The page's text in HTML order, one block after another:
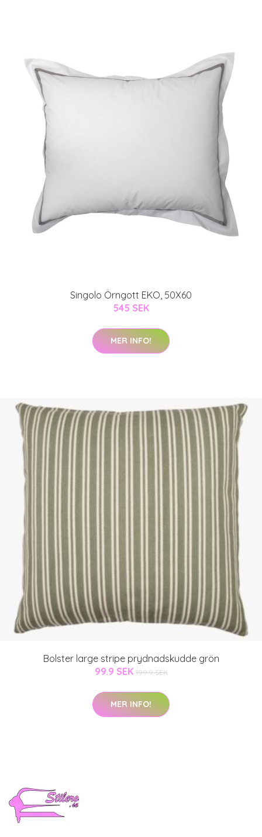
Singolo Örngott EKO, 50X60
545 SEK
MER INFO!
Bolster large stripe prydnadskudde grön
99.9 SEK 199.9 SEK
MER INFO!